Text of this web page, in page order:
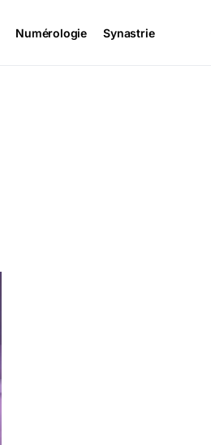
Numérologie Synastrie